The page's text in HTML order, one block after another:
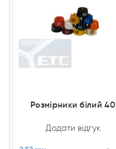
Розмірники білий 40
Додати відгук